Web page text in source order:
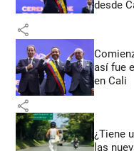
desde
share
así fue
en Cali
share
¿Tiene
las